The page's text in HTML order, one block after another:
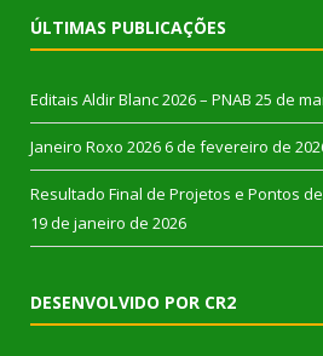
ÚLTIMAS PUBLICAÇÕES
Editais Aldir Blanc 2026 – PNAB 25 de
Janeiro Roxo 2026 6 de fevereiro de
Resultado Final de Projetos e Pontos
19 de janeiro de 2026
DESENVOLVIDO POR CR2